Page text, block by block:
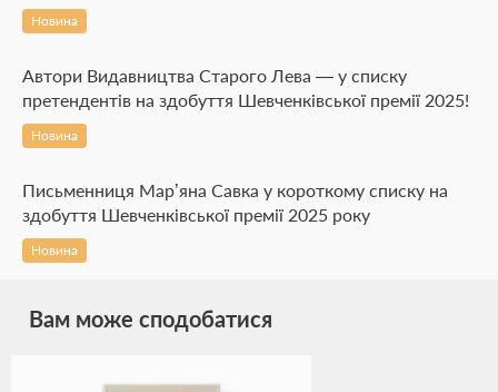
Новина
Автори Видавництва Старого Лева — у списку
претендентів на здобуття Шевченківської премії 2025!
Новина
Письменниця Мар’яна Савка у короткому списку на
здобуття Шевченківської премії 2025 року
Новина
Вам може сподобатися